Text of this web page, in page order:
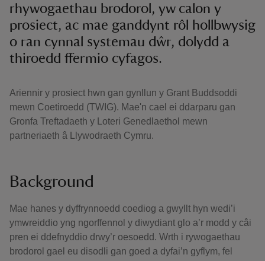
rhywogaethau brodorol, yw calon y
prosiect, ac mae ganddynt rôl hollbwysig
o ran cynnal systemau dŵr, dolydd a
thiroedd ffermio cyfagos.
Ariennir y prosiect hwn gan gynllun y Grant Buddsoddi
mewn Coetiroedd (TWIG). Mae'n cael ei ddarparu gan
Gronfa Treftadaeth y Loteri Genedlaethol mewn
partneriaeth â Llywodraeth Cymru.
Background
Mae hanes y dyffrynnoedd coediog a gwyllt hyn wedi’i
ymwreiddio yng ngorffennol y diwydiant glo a’r modd y câi
pren ei ddefnyddio drwy’r oesoedd. Wrth i rywogaethau
brodorol gael eu disodli gan goed a dyfai’n gyflym, fel